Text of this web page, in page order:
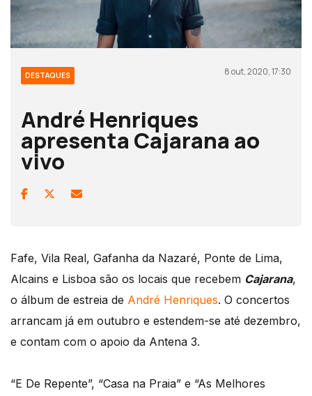
DESTAQUES 8 out, 2020, 17:30
André Henriques
apresenta Cajarana ao
vivo
Fafe, Vila Real, Gafanha da Nazaré, Ponte de Lima,
Alcains e Lisboa são os locais que recebem Cajarana,
o álbum de estreia de André Henriques. O concertos
arrancam já em outubro e estendem-se até dezembro,
e contam com o apoio da Antena 3.
“E De Repente”, “Casa na Praia” e “As Melhores